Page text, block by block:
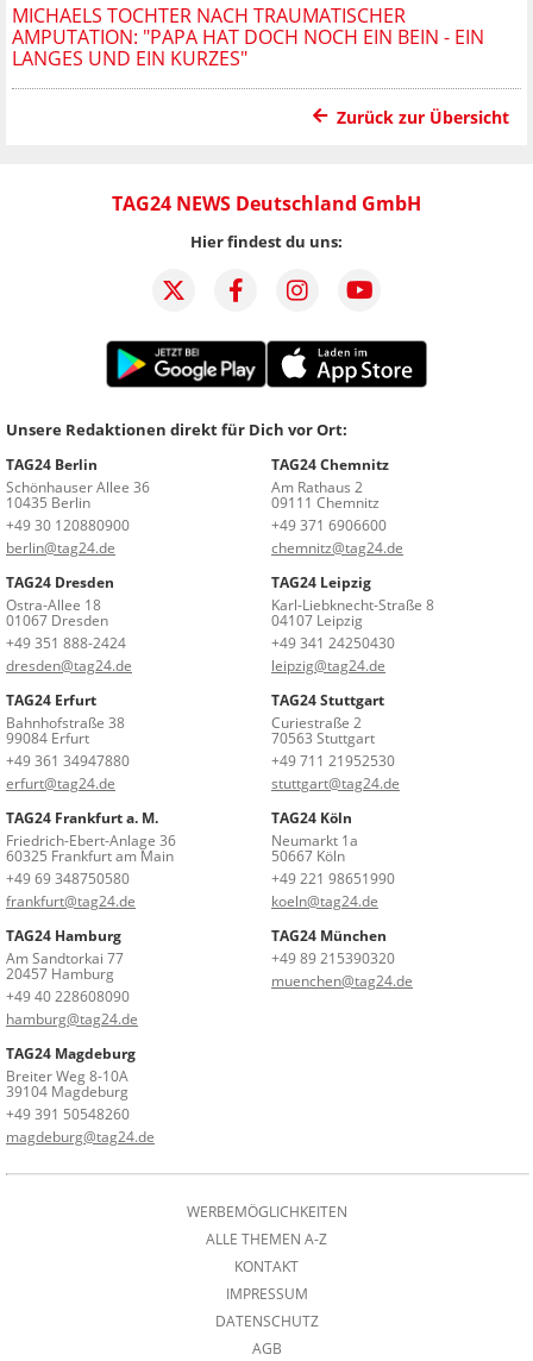
MICHAELS TOCHTER NACH TRAUMATISCHER
AMPUTATION: "PAPA HAT DOCH NOCH EIN BEIN - EIN
LANGES UND EIN KURZES"
Zurück zur Übersicht
TAG24 NEWS Deutschland GmbH
Hier findest du uns:
Unsere Redaktionen direkt für Dich vor Ort:
TAG24 Berlin
Schönhauser Allee 36
10435 Berlin
+49 30 120880900
berlin@tag24.de
TAG24 Chemnitz
Am Rathaus 2
09111 Chemnitz
+49 371 6906600
chemnitz@tag24.de
TAG24 Dresden
Ostra-Allee 18
01067 Dresden
+49 351 888-2424
dresden@tag24.de
TAG24 Leipzig
Karl-Liebknecht-Straße 8
04107 Leipzig
+49 341 24250430
leipzig@tag24.de
TAG24 Erfurt
Bahnhofstraße 38
99084 Erfurt
+49 361 34947880
erfurt@tag24.de
TAG24 Stuttgart
Curiestraße 2
70563 Stuttgart
+49 711 21952530
stuttgart@tag24.de
TAG24 Frankfurt a. M.
Friedrich-Ebert-Anlage 36
60325 Frankfurt am Main
+49 69 348750580
frankfurt@tag24.de
TAG24 Köln
Neumarkt 1a
50667 Köln
+49 221 98651990
koeln@tag24.de
TAG24 Hamburg
Am Sandtorkai 77
20457 Hamburg
+49 40 228608090
hamburg@tag24.de
TAG24 München
+49 89 215390320
muenchen@tag24.de
TAG24 Magdeburg
Breiter Weg 8-10A
39104 Magdeburg
+49 391 50548260
magdeburg@tag24.de
WERBEMÖGLICHKEITEN
ALLE THEMEN A-Z
KONTAKT
IMPRESSUM
DATENSCHUTZ
AGB